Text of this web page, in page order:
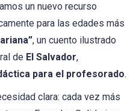
un nuevo recurso
para las edades más
, un cuento ilustrado
de El Salvador,
para el profesorado.
clara: cada vez más